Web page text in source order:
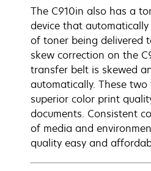
The C910in also has a
device that
of toner being delivered
skew correction on the
transfer belt is skewed
automatically. These
superior color print
documents. Consistent
of media and
quality easy and